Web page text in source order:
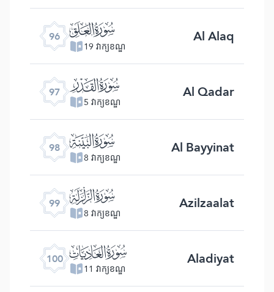
96 ﰍ
19 វាក្យខណ្ឌ Al Alaq
97 ﰎ
5 វាក្យខណ្ឌ Al Qadar
98 ﰏ
8 វាក្យខណ្ឌ Al Bayyinat
99 ﰐ
8 វាក្យខណ្ឌ Azilzaalat
100 ﰑ
11 វាក្យខណ្ឌ Aladiyat